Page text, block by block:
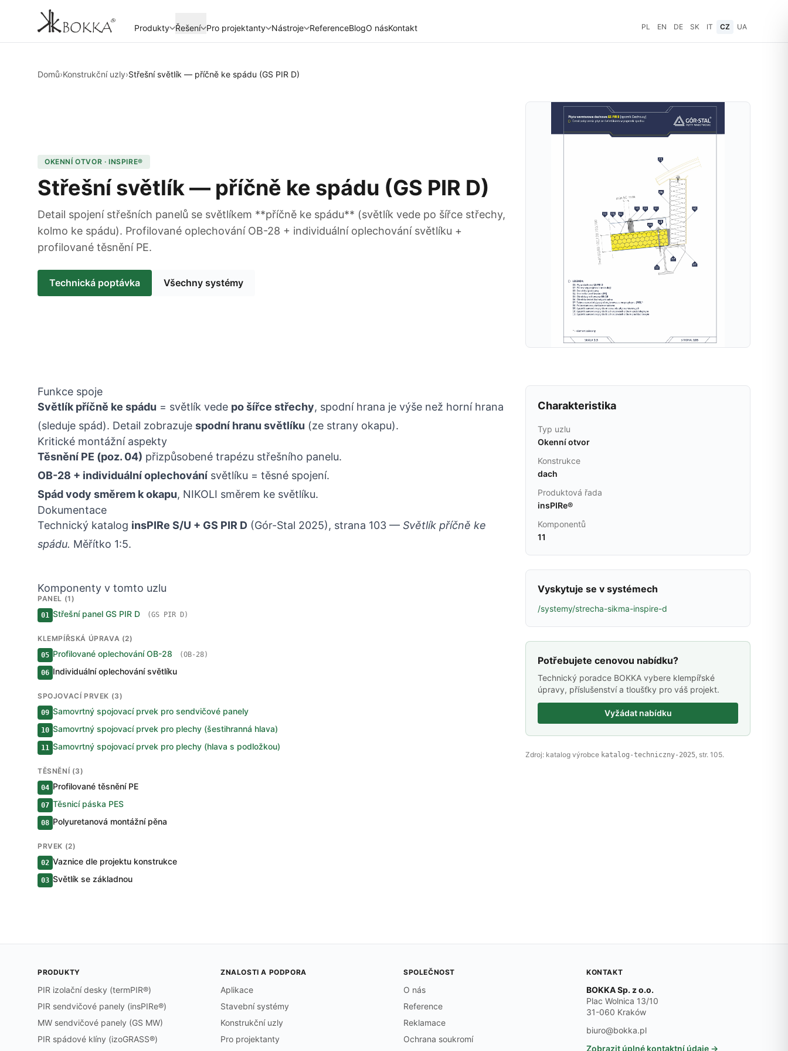
Produkty Řešení Pro projektanty Nástroje ReferenceBlogO násKontakt PL EN DE SK IT CZ UA
Domů›Konstrukční uzly›Střešní světlík — příčně ke spádu (GS PIR D)
OKENNÍ OTVOR · INSPIRE®
Střešní světlík — příčně ke spádu (GS PIR D)
Detail spojení střešních panelů se světlíkem **příčně ke spádu** (světlík vede po šířce střechy,
kolmo ke spádu). Profilované oplechování OB-28 + individuální oplechování světlíku +
profilované těsnění PE.
Technická poptávka Všechny systémy
Funkce spoje
Světlík příčně ke spádu = světlík vede po šířce střechy, spodní hrana je výše než horní hrana
(sleduje spád). Detail zobrazuje spodní hranu světlíku (ze strany okapu).
Kritické montážní aspekty
Těsnění PE (poz. 04) přizpůsobené trapézu střešního panelu.
OB-28 + individuální oplechování světlíku = těsné spojení.
Spád vody směrem k okapu, NIKOLI směrem ke světlíku.
Dokumentace
Technický katalog insPIRe S/U + GS PIR D (Gór-Stal 2025), strana 103 — Světlík příčně ke
spádu. Měřítko 1:5.
Komponenty v tomto uzlu
PANEL (1)
01 Střešní panel GS PIR D (GS PIR D)
KLEMPÍŘSKÁ ÚPRAVA (2)
05 Profilované oplechování OB-28 (OB-28)
06 Individuální oplechování světlíku
SPOJOVACÍ PRVEK (3)
09 Samovrtný spojovací prvek pro sendvičové panely
10 Samovrtný spojovací prvek pro plechy (šestihranná hlava)
11 Samovrtný spojovací prvek pro plechy (hlava s podložkou)
TĚSNĚNÍ (3)
04 Profilované těsnění PE
07 Těsnicí páska PES
08 Polyuretanová montážní pěna
PRVEK (2)
02 Vaznice dle projektu konstrukce
03 Světlík se základnou
Charakteristika
Typ uzlu
Okenní otvor
Konstrukce
dach
Produktová řada
insPIRe®
Komponentů
11
Vyskytuje se v systémech
/systemy/strecha-sikma-inspire-d
Potřebujete cenovou nabídku?
Technický poradce BOKKA vybere klempířské
úpravy, příslušenství a tloušťky pro váš projekt.
Vyžádat nabídku
Zdroj: katalog výrobce katalog-techniczny-2025, str. 105.
PRODUKTY
PIR izolační desky (termPIR®)
PIR sendvičové panely (insPIRe®)
MW sendvičové panely (GS MW)
PIR spádové klíny (izoGRASS®)
ZNALOSTI A PODPORA
Aplikace
Stavební systémy
Konstrukční uzly
Pro projektanty
SPOLEČNOST
O nás
Reference
Reklamace
Ochrana soukromí
KONTAKT
BOKKA Sp. z o.o.
Plac Wolnica 13/10
31-060 Kraków
biuro@bokka.pl
Zobrazit úplné kontaktní údaje →